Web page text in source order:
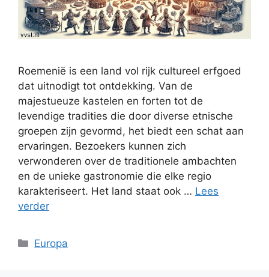
Roemenië is een land vol rijk cultureel erfgoed
dat uitnodigt tot ontdekking. Van de
majestueuze kastelen en forten tot de
levendige tradities die door diverse etnische
groepen zijn gevormd, het biedt een schat aan
ervaringen. Bezoekers kunnen zich
verwonderen over de traditionele ambachten
en de unieke gastronomie die elke regio
karakteriseert. Het land staat ook … Lees
verder
Categorieën
Europa